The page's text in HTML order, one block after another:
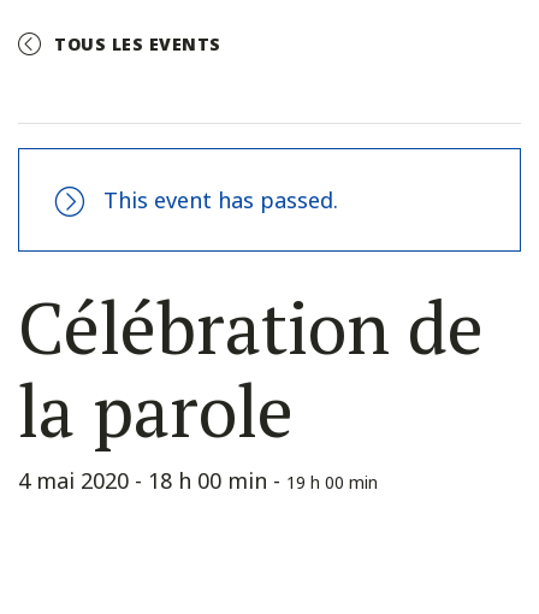
TOUS LES EVENTS
This event has passed.
Célébration de
la parole
4 mai 2020 - 18 h 00 min - 19 h 00 min